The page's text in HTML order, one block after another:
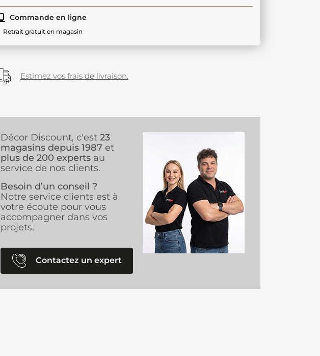
Commande en ligne
Retrait gratuit en magasin
Estimez vos frais de livraison.
Décor Discount, c'est 23
magasins depuis 1987 et
plus de 200 experts au
service de nos clients.
Besoin d’un conseil ?
Notre service clients est à
votre écoute pour vous
accompagner dans vos
projets.
Contactez un expert